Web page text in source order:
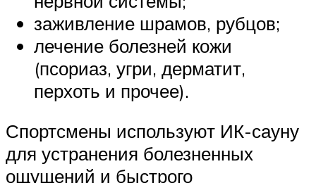
заживление шрамов, рубцов;
лечение болезней кожи
(псориаз, угри, дерматит,
перхоть и прочее).
Спортсмены используют ИК-сауну
для устранения болезненных
ощущений и быстрого